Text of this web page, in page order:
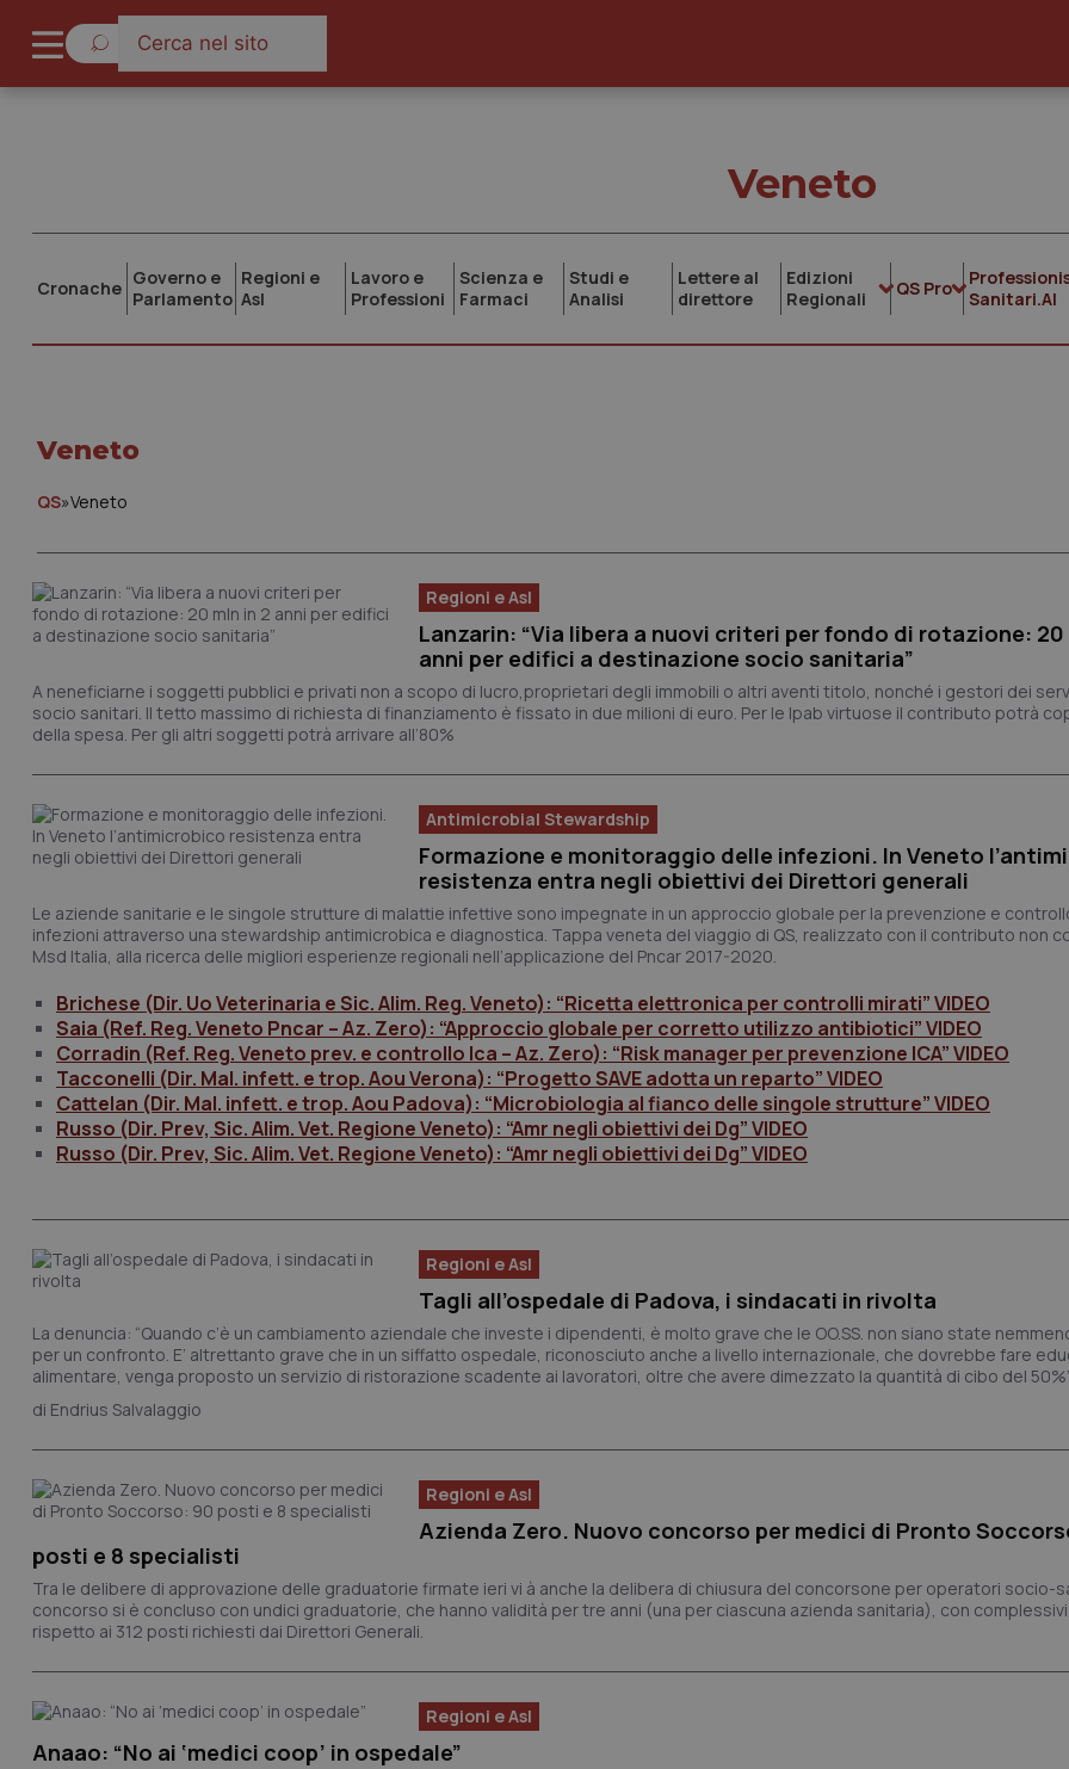
Veneto
Cronache Governo e
Parlamento
Regioni e
Asl
Lavoro e
Professioni
Scienza e
Farmaci
Studi e
Analisi
Lettere al
direttore
Edizioni
Regionali
QS Pro
Sanitari.AI
Veneto
QS»Veneto
Regioni e Asl
Lanzarin: “Via libera a nuovi criteri per fondo di rotazione: 20
anni per edifici a destinazione socio sanitaria”
A neneficiarne i soggetti pubblici e privati non a scopo di lucro,proprietari degli immobili o altri aventi titolo, nonché i gestori dei
socio sanitari. Il tetto massimo di richiesta di finanziamento è fissato in due milioni di euro. Per le Ipab virtuose il contributo potrà
della spesa. Per gli altri soggetti potrà arrivare all’80%
Antimicrobial Stewardship
Formazione e monitoraggio delle infezioni. In Veneto
resistenza entra negli obiettivi dei Direttori generali
Le aziende sanitarie e le singole strutture di malattie infettive sono impegnate in un approccio globale per la prevenzione e
infezioni attraverso una stewardship antimicrobica e diagnostica. Tappa veneta del viaggio di QS, realizzato con il contributo non
Msd Italia, alla ricerca delle migliori esperienze regionali nell’applicazione del Pncar 2017-2020.
Brichese (Dir. Uo Veterinaria e Sic. Alim. Reg. Veneto): “Ricetta elettronica per controlli mirati” VIDEO
Saia (Ref. Reg. Veneto Pncar – Az. Zero): “Approccio globale per corretto utilizzo antibiotici” VIDEO
Corradin (Ref. Reg. Veneto prev. e controllo Ica – Az. Zero): “Risk manager per prevenzione ICA” VIDEO
Tacconelli (Dir. Mal. infett. e trop. Aou Verona): “Progetto SAVE adotta un reparto” VIDEO
Cattelan (Dir. Mal. infett. e trop. Aou Padova): “Microbiologia al fianco delle singole strutture” VIDEO
Russo (Dir. Prev, Sic. Alim. Vet. Regione Veneto): “Amr negli obiettivi dei Dg” VIDEO
Russo (Dir. Prev, Sic. Alim. Vet. Regione Veneto): “Amr negli obiettivi dei Dg” VIDEO
Regioni e Asl
Tagli all’ospedale di Padova, i sindacati in rivolta
La denuncia: “Quando c’è un cambiamento aziendale che investe i dipendenti, è molto grave che le OO.SS. non siano state
per un confronto. E’ altrettanto grave che in un siffatto ospedale, riconosciuto anche a livello internazionale, che dovrebbe fare
alimentare, venga proposto un servizio di ristorazione scadente ai lavoratori, oltre che avere dimezzato la quantità di cibo del
Endrius Salvalaggio
Regioni e Asl
Azienda Zero. Nuovo concorso per medici di Pronto
posti e 8 specialisti
Tra le delibere di approvazione delle graduatorie firmate ieri vi à anche la delibera di chiusura del concorsone per operatori socio-
concorso si è concluso con undici graduatorie, che hanno validità per tre anni (una per ciascuna azienda sanitaria), con
rispetto ai 312 posti richiesti dai Direttori Generali.
Regioni e Asl
Anaao: “No ai ‘medici coop’ in ospedale”